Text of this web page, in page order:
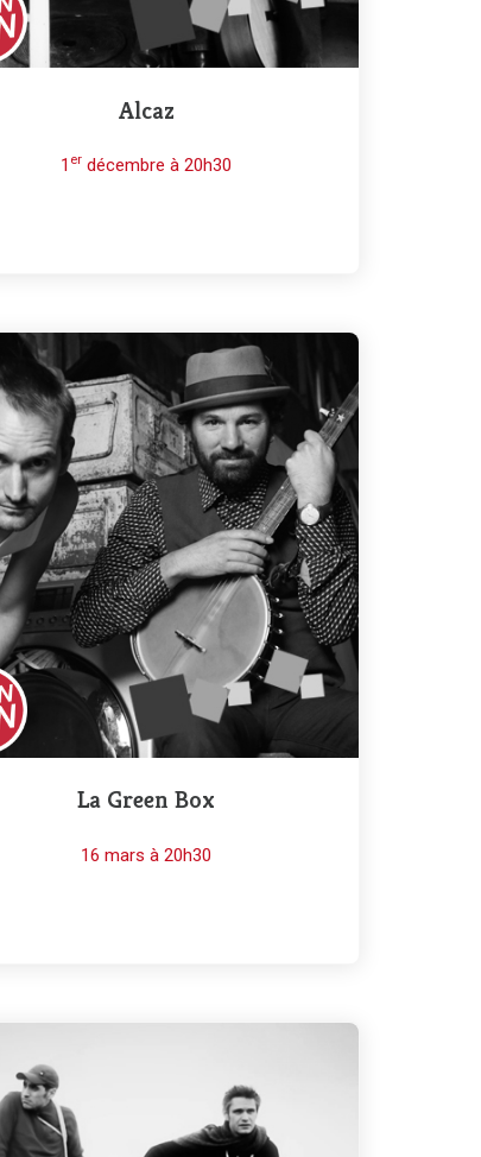
Alcaz
1 er décembre à 20h30
La Green Box
16 mars à 20h30